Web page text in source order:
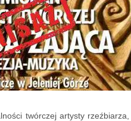
twórczej artysty